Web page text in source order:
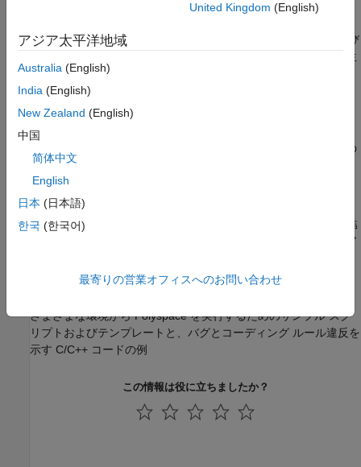
Bug Finder の結果のレビュー
Polyspace Bug Finder
の結果のレビュー、コメントの追加および
チケットの作成、結果のアップロードおよび確認、レポートの生
成
Code Prover の結果のレビュー
Polyspace Code Prover
びチケットの作成、結果のアップロードおよび確認、レポートの
生成
Polyspace Test の結果のレビュー
Polyspace Access
結
果のレビュー、コメントの追加およびチケットの作成、結果のア
さまざまな環境から Polyspace を実行するためのサンプル スク
リプトおよびテンプレートと、バグとコーディング ルール違反を
示す C/C++ コードの例
この情報は役に立ちましたか？
United Kingdom (English)
アジア太平洋地域
Australia (English)
India (English)
New Zealand (English)
中国
简体中文
English
日本 (日本語)
한국 (한국어)
最寄りの営業オフィスへのお問い合わせ